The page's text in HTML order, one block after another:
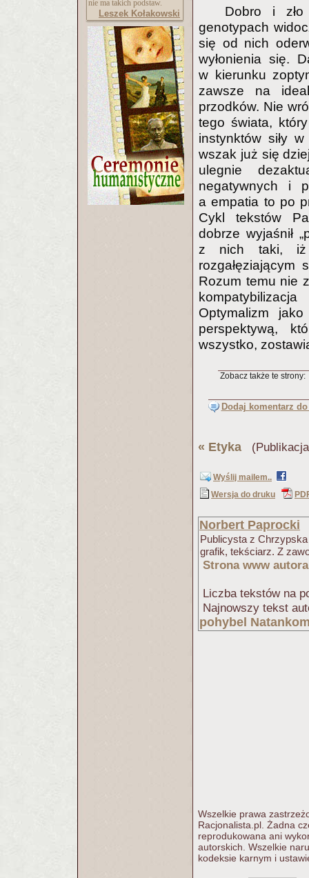
nie ma takich podstaw.
Leszek Kołakowski
Dobro i
genotypach
się od nich
wyłonienia się.
w kierunku
zawsze na
przodków. Nie
tego świata,
instynktów siły
wszak już się
ulegnie
negatywnych i
a empatia to po
Cykl tekstów
dobrze wyjaśnił
z nich taki, iż
Rozum temu nie
Optymalizm
perspektywą,
wszystko,
Zobacz także te strony:
Dodaj komentarz
« Etyka
Wyślij mailem..
Wersja do druku
Norbert Paprocki
Publicysta z
grafik, tekściarz. Z
Strona www autora
Liczba tekstów na
Najnowszy tekst
pohybel
Wszelkie prawa
Racjonalista.pl. Żadna
reprodukowana ani
autorskich. Wszelkie
kodeksie karnym i